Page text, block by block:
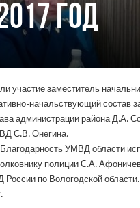
год
участие заместитель
начальствующий состав
администрации района Д.А.
С.В. Онегина.
УМВД области
полиции С.А.
по Вологодской